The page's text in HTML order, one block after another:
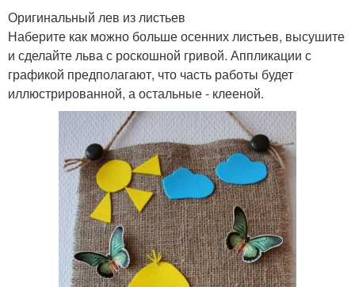
Оригинальный лев из листьев
Наберите как можно больше осенних листьев, высушите
и сделайте льва с роскошной гривой. Аппликации с
графикой предполагают, что часть работы будет
иллюстрированной, а остальные - клееной.